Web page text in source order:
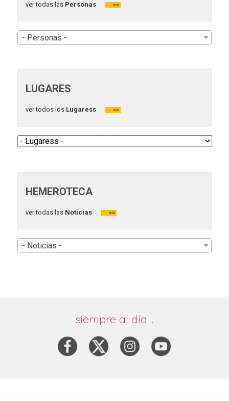
ver todas lasPersonas >>
- Personas -
LUGARES
ver todos losLugaress >>
HEMEROTECA
ver todas lasNoticias >>
- Noticias -
siempre al día…